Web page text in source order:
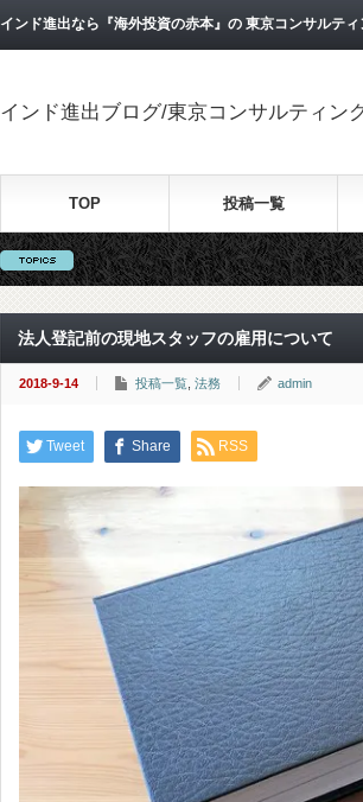
インド進出なら『海外投資の赤本』の 東京コンサルテ
インド進出ブログ/東京コンサルティン
TOP 投稿一覧
法人登記前の現地スタッフの雇用について
2018-9-14 投稿一覧 法務 admin
Tweet Share RSS